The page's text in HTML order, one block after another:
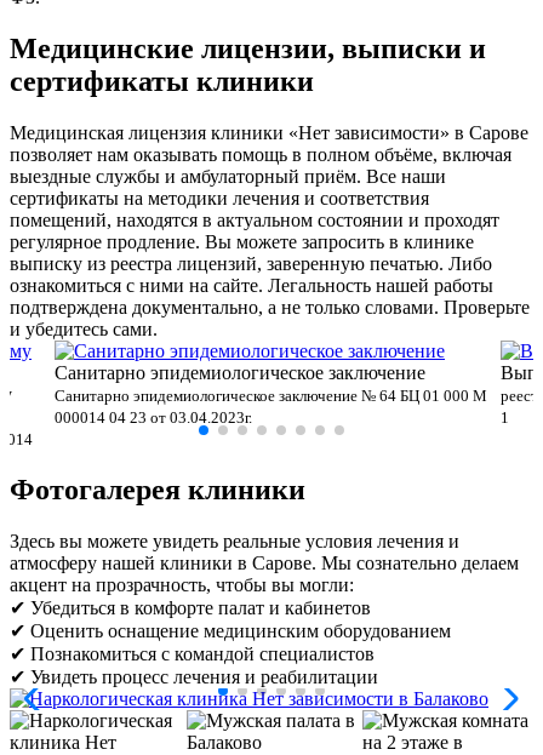
Медицинские лицензии, выписки и
сертификаты клиники
Медицинская лицензия клиники «Нет зависимости» в Сарове
позволяет нам оказывать помощь в полном объёме, включая
выездные службы и амбулаторный приём. Все наши
сертификаты на методики лечения и соответствия
помещений, находятся в актуальном состоянии и проходят
регулярное продление. Вы можете запросить в клинике
выписку из реестра лицензий, заверенную печатью. Либо
ознакомиться с ними на сайте. Легальность нашей работы
подтверждена документально, а не только словами. Проверьте
и убедитесь сами.
Санитарно эпидемиологическое заключение
Санитарно эпидемиологическое заключение № 64 БЦ 01 000 М
000014 04 23 от 03.04.2023г.
1
Фотогалерея клиники
Здесь вы можете увидеть реальные условия лечения и
атмосферу нашей клиники в Сарове. Мы сознательно делаем
акцент на прозрачность, чтобы вы могли:
✔ Убедиться в комфорте палат и кабинетов
✔ Оценить оснащение медицинским оборудованием
✔ Познакомиться с командой специалистов
✔ Увидеть процесс лечения и реабилитации